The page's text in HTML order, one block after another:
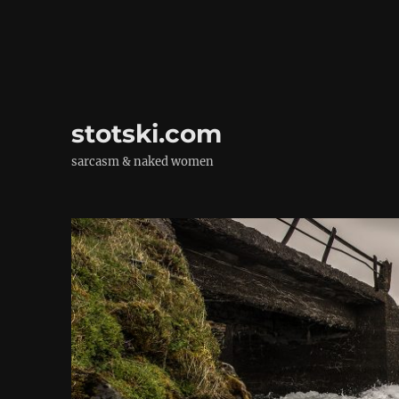
stotski.com
sarcasm & naked women